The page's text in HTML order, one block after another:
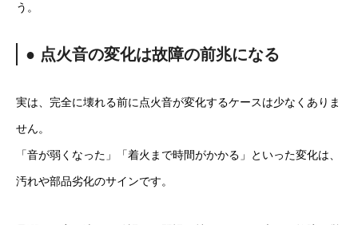
う。
● 点火音の変化は故障の前兆になる
実は、完全に壊れる前に点火音が変化するケースは少なくありま
せん。
「音が弱くなった」「着火まで時間がかかる」といった変化は、
汚れや部品劣化のサインです。